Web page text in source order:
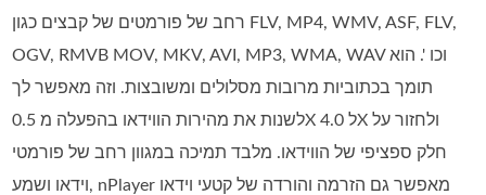
רחב של פורמטים של קבצים כגון FLV, MP4, WMV, ASF, FLV,
OGV, RMVB MOV, MKV, AVI, MP3, WMA, WAV וכו '. הוא
תומך בכתוביות מרובות מסלולים ומשובצות. וזה מאפשר לך
לשנות את מהירות הווידאו בהפעלה מ 0.5X ל 4.0X ולחזור על
חלק ספציפי של הווידאו. מלבד תמיכה במגוון רחב של פורמטי
וידאו ושמע, nPlayer מאפשר גם הזרמה והורדה של קטעי וידאו